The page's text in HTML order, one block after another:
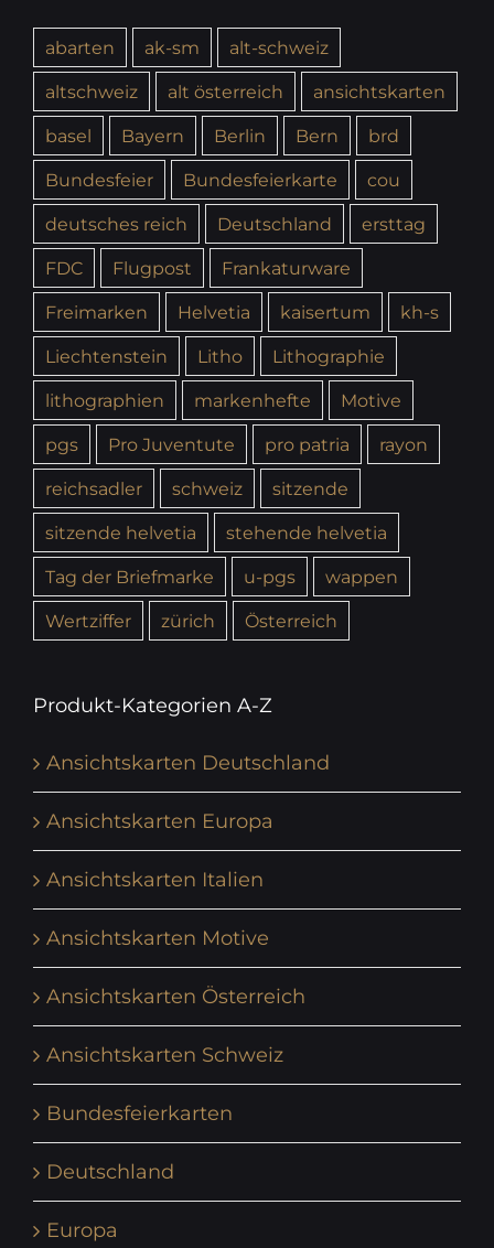
abarten ak-sm
alt-schweiz
altschweiz
alt österreich
ansichtskarten
basel
Bayern Berlin Bern
brd
Bundesfeier
Bundesfeierkarte
cou
deutsches reich
Deutschland
ersttag
FDC
Flugpost
Frankaturware
Freimarken
Helvetia kaisertum
kh-s
Liechtenstein
Litho
Lithographie
lithographien
markenhefte
Motive
pgs
Pro Juventute pro patria
rayon
reichsadler
schweiz
sitzende
sitzende helvetia
stehende helvetia
Tag der Briefmarke
u-pgs
wappen
Wertziffer
zürich Österreich
Produkt-Kategorien A-Z
Ansichtskarten Deutschland
Ansichtskarten Europa
Ansichtskarten Italien
Ansichtskarten Motive
Ansichtskarten Österreich
Ansichtskarten Schweiz
Bundesfeierkarten
Deutschland
Europa